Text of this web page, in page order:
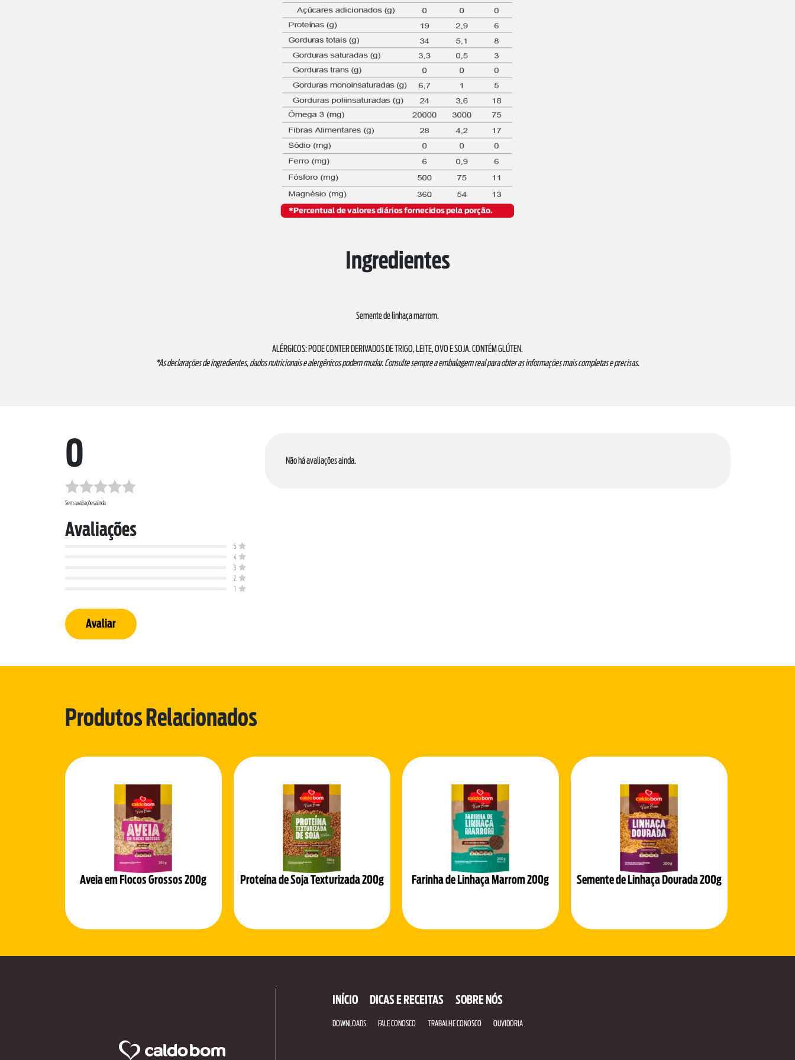
Ingredientes
Semente de linhaça marrom.
ALÉRGICOS: PODE CONTER DERIVADOS DE TRIGO, LEITE, OVO E SOJA. CONTÉM GLÚTEN.
*As declarações de ingredientes, dados nutricionais e alergênicos podem mudar. Consulte sempre a embalagem real para obter as informações mais completas e precisas.
0
Sem avaliações ainda
Avaliações
5
4
3
2
1
Avaliar
Não há avaliações ainda.
Produtos Relacionados
Aveia em Flocos Grossos 200g Proteína de Soja Texturizada 200g Farinha de Linhaça Marrom 200g Semente de Linhaça Dourada 200g
INÍCIO DICAS E RECEITAS SOBRE NÓS
DOWNLOADS FALE CONOSCO TRABALHE CONOSCO OUVIDORIA